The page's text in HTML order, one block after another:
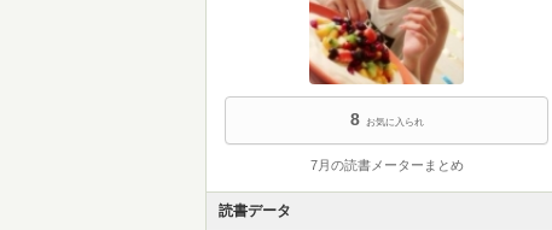
8 お気に入られ
7月の読書メーターまとめ
読書データ